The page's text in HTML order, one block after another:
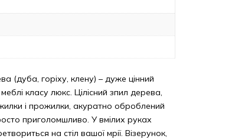
(дуба, горіху, клену) – дуже цінний
класу люкс. Цілісний зпил дерева,
жилки і прожилки, акуратно оброблений
приголомшливо. У вмілих руках
на стіл вашої мрії. Візерунок,